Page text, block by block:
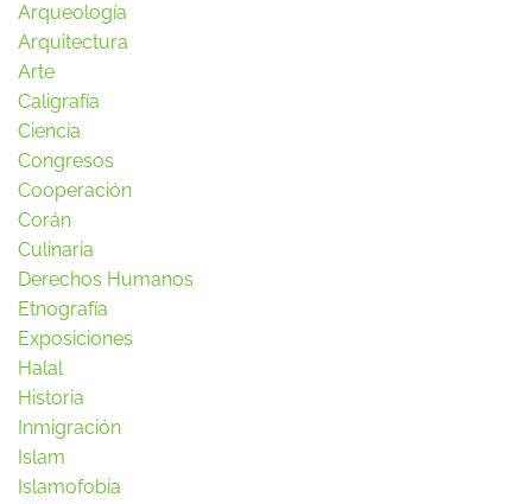
Arqueología
Arquitectura
Arte
Caligrafía
Ciencia
Congresos
Cooperación
Corán
Culinaria
Derechos Humanos
Etnografía
Exposiciones
Halal
Historia
Inmigración
Islam
Islamofobia